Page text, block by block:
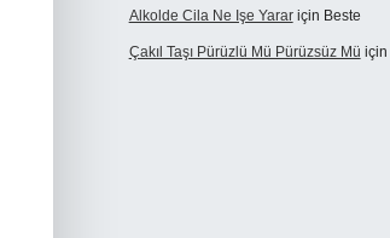
Alkolde Cila Ne Işe Yarariçin Beste
Çakıl Taşı Pürüzlü Mü Pürüzsüz Mü için